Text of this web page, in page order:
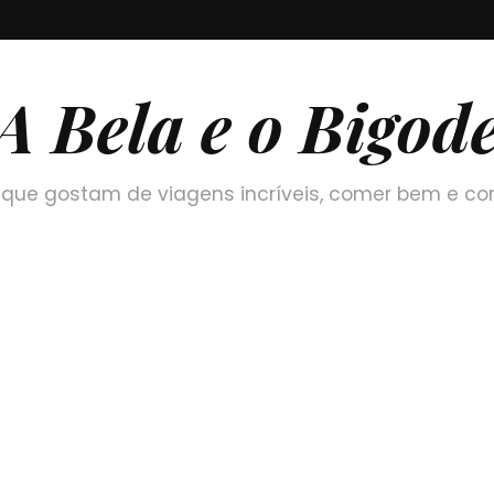
Bela e o
gostam de viagens incríveis, comer bem e